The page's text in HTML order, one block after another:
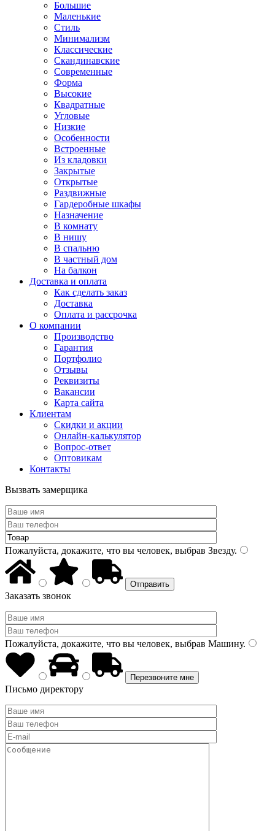
Большие
Маленькие
Стиль
Минимализм
Классические
Скандинавские
Современные
Форма
Высокие
Квадратные
Угловые
Низкие
Особенности
Встроенные
Из кладовки
Закрытые
Открытые
Раздвижные
Гардеробные шкафы
Назначение
В комнату
В нишу
В спальню
В частный дом
На балкон
Доставка и оплата
Как сделать заказ
Доставка
Оплата и рассрочка
О компании
Производство
Гарантия
Портфолио
Отзывы
Реквизиты
Вакансии
Карта сайта
Клиентам
Скидки и акции
Онлайн-калькулятор
Вопрос-ответ
Оптовикам
Контакты
Вызвать замерщика
Пожалуйста, докажите, что вы человек, выбрав Звезду.
Заказать звонок
Пожалуйста, докажите, что вы человек, выбрав Машину.
Письмо директору